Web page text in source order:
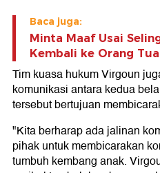
Baca juga:
Minta Maaf Usai
Kembali ke Orang Tua
Tim kuasa hukum Virgoun
komunikasi antara kedua
tersebut bertujuan
"Kita berharap ada jalinan
pihak untuk membicarakan
tumbuh kembang anak.